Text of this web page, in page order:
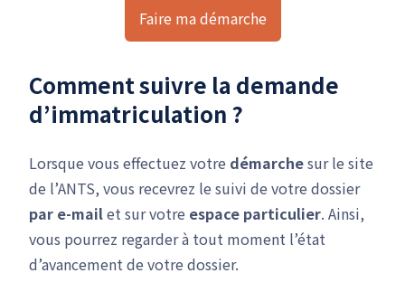
Faire ma démarche
Comment suivre la demande
d’immatriculation ?
Lorsque vous effectuez votre démarchesur le site
de l’ANTS, vous recevrez le suivi de votre dossier
par e-mailet sur votre espace particulier. Ainsi,
vous pourrez regarder à tout moment l’état
d’avancement de votre dossier.